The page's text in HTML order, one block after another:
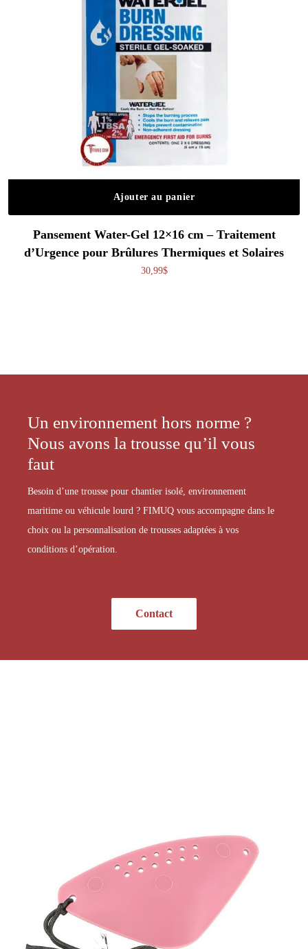
Ajouter au panier
Pansement Water-Gel 12×16 cm – Traitement
d’Urgence pour Brûlures Thermiques et Solaires
30,99$
Un environnement hors norme ?
Nous avons la trousse qu’il vous
faut
Besoin d’une trousse pour chantier isolé, environnement
maritime ou véhicule lourd ? FIMUQ vous accompagne dans le
choix ou la personnalisation de trousses adaptées à vos
conditions d’opération.
Contact